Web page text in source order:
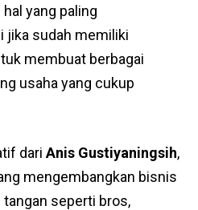
yang paling
jika sudah memiliki
membuat berbagai
usaha yang cukup
dari Anis Gustiyaningsih,
mengembangkan bisnis
seperti bros,